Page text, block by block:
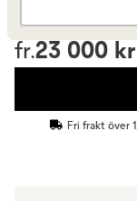
fr.23 000 kr
Fri frakt över